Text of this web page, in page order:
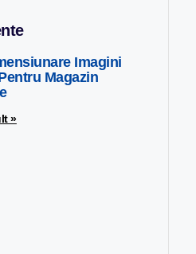
Imagini
Magazin
»